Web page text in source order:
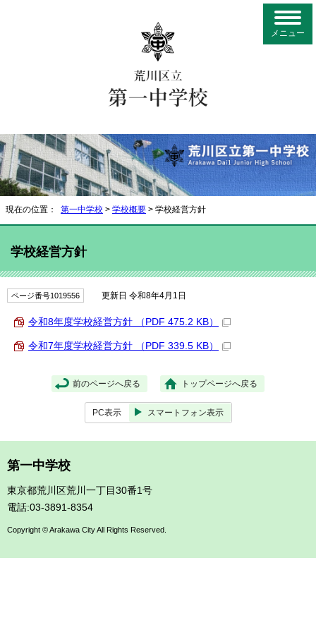
メニュー
現在の位置： 第一中学校 > 学校概要 > 学校経営方針
学校経営方針
ページ番号1019556 更新日 令和8年4月1日
令和8年度学校経営方針 （PDF 475.2 KB）
令和7年度学校経営方針 （PDF 339.5 KB）
前のページへ戻る トップページへ戻る
PC表示 スマートフォン表示
第一中学校
東京都荒川区荒川一丁目30番1号
電話:03-3891-8354
Copyright © Arakawa City All Rights Reserved.